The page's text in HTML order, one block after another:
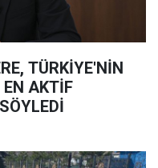
TÜRKİYE'NİN
EN AKTİF